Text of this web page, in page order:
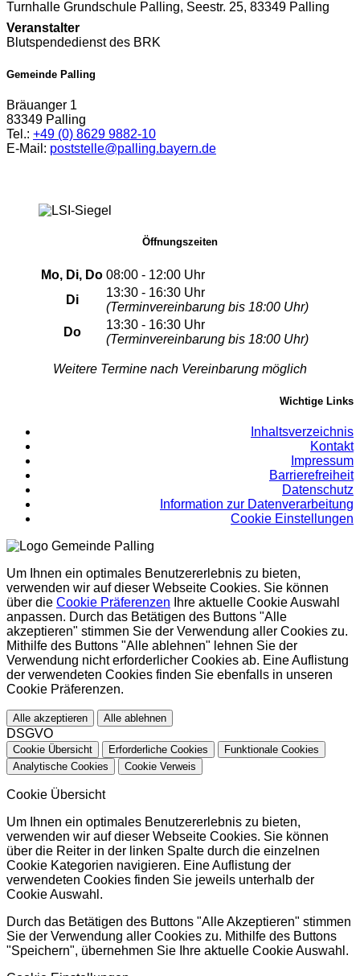
Turnhalle Grundschule Palling, Seestr. 25, 83349 Palling
Veranstalter
Blutspendedienst des BRK
Gemeinde Palling
Bräuanger 1
83349 Palling
Tel.: +49 (0) 8629 9882-10
E-Mail: poststelle@palling.bayern.de
Öffnungszeiten
Mo, Di, Do 08:00 - 12:00 Uhr
Di
13:30 - 16:30 Uhr
(Terminvereinbarung bis 18:00 Uhr)
Do
13:30 - 16:30 Uhr
(Terminvereinbarung bis 18:00 Uhr)
Weitere Termine nach Vereinbarung möglich
Wichtige Links
Inhaltsverzeichnis
Kontakt
Impressum
Barrierefreiheit
Datenschutz
Information zur Datenverarbeitung
Cookie Einstellungen
Um Ihnen ein optimales Benutzererlebnis zu bieten,
verwenden wir auf dieser Webseite Cookies. Sie können
über die Cookie Präferenzen Ihre aktuelle Cookie Auswahl
anpassen. Durch das Betätigen des Buttons "Alle
akzeptieren" stimmen Sie der Verwendung aller Cookies zu.
Mithilfe des Buttons "Alle ablehnen" lehnen Sie der
Verwendung nicht erforderlicher Cookies ab. Eine Auflistung
der verwendeten Cookies finden Sie ebenfalls in unseren
Cookie Präferenzen.
Alle akzeptieren Alle ablehnen
DSGVO
Cookie Übersicht Erforderliche Cookies
Funktionale Cookies
Analytische Cookies
Cookie Verweis
Cookie Übersicht
Um Ihnen ein optimales Benutzererlebnis zu bieten,
verwenden wir auf dieser Webseite Cookies. Sie können
über die Reiter in der linken Spalte durch die einzelnen
Cookie Kategorien navigieren. Eine Auflistung der
verwendeten Cookies finden Sie jeweils unterhalb der
Cookie Auswahl.
Durch das Betätigen des Buttons "Alle Akzeptieren" stimmen
Sie der Verwendung aller Cookies zu. Mithilfe des Buttons
"Speichern", übernehmen Sie Ihre aktuelle Cookie Auswahl.